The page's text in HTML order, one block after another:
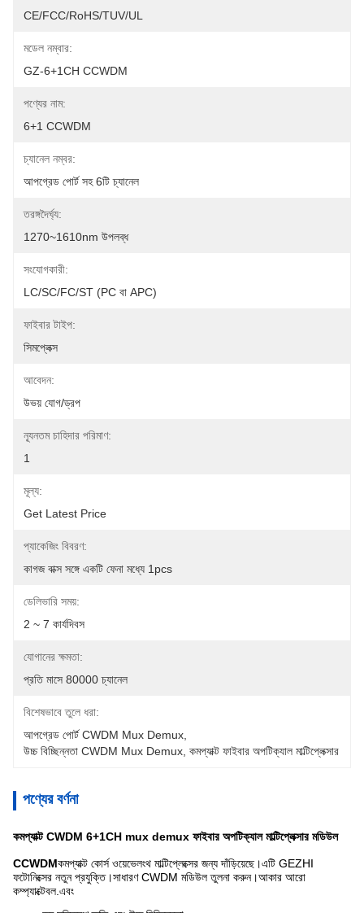
CE/FCC/RoHS/TUV/UL
মডেল নম্বার:
GZ-6+1CH CCWDM
পণ্যের নাম:
6+1 CCWDM
চ্যানেল নম্বর:
আপগ্রেড পোর্ট সহ 6টি চ্যানেল
তরঙ্গদৈর্ঘ্য:
1270~1610nm উপলব্ধ
সংযোগকারী:
LC/SC/FC/ST (PC বা APC)
ফাইবার টাইপ:
সিমপ্লেক্স
আবেদন:
উভয় যোগ/ড্রপ
ন্যূনতম চাহিদার পরিমাণ:
1
মূল্য:
Get Latest Price
প্যাকেজিং বিবরণ:
কাগজ বাক্স সঙ্গে একটি ফেনা মধ্যে 1pcs
ডেলিভারি সময়:
2 ~ 7 কার্যদিবস
যোগানের ক্ষমতা:
প্রতি মাসে 80000 চ্যানেল
বিশেষভাবে তুলে ধরা:
আপগ্রেড পোর্ট CWDM Mux Demux
উচ্চ বিচ্ছিন্নতা CWDM Mux Demux কমপ্যাক্ট ফাইবার অপটিক্যাল মাল্টিপ্লেক্সার
পণ্যের বর্ণনা
কমপ্যাক্ট CWDM 6+1CH mux demux ফাইবার অপটিক্যাল মাল্টিপ্লেক্সার মডিউল
CCWDMকমপ্যাক্ট কোর্স ওয়েভেলংথ মাল্টিপ্লেক্সের জন্য দাঁড়িয়েছে।এটি GEZHI
ফটোনিক্সের নতুন প্রযুক্তি।সাধারণ CWDM মডিউল তুলনা করুন।আকার আরো
কম্প্যাক্টেবল.এবং